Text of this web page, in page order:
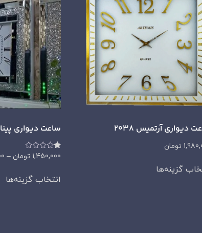
دیواری آرتمیس 2038
تومان
گزینه‌ها
ساعت دیواری
امتیاز
1.00
1,450,000 تومان –
انتخاب گزینه‌ها